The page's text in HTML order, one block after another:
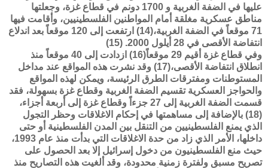
عليها في الضفة الغربية و 1700 دونم في قطاع غزة، وجعلتها
مناطق عسكرية مغلقة أمام المواطنين الفلسطينيين، وأقامت فيها
71 موقعاً في الضفة الغربية،(14) ارتفعت إلى 120 موقعاً بعد اندلاع
انتفاضة الأقصى في 28 أيلول 2000. (15)
انطلاق انتفاضة الأقصى،(17) وقد نشرت هذه المواقع عند مداخل
المستوطنات ومفترقات الطرق الرئيسة، ويمكن لهذه المواقع
والحواجز العسكرية تقسيم الضفة الغربية وقطاع غزة بسهولة، فقد
قسمت الضفة الغربية إلى 27 جزءاً وقطاع غزة إلى أربعة أجزاء،
(18) بالإضافة إلى مساهمتها في إحكام الاغلاقات وحظر التجول
الذي يمنع الفلسطينيين من التنقل بين المدن الفلسطينية أو حتى
داخلها، الأمر الذي زاد من حدة الاغلاقات التي بدأت منذ عام 1993،
حيث منع الفلسطينيون من دخول إسرائيل إلا بعد الحصول على
تصريح مسبق ولفترة زمنية محدودة، وقد ألغيت هذه التصاريح منذ